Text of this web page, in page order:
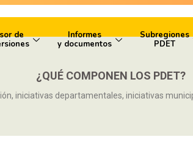
de
Informes
y documentos
Subregiones
PDET
¿QUÉ COMPONEN LOS PDET?
iniciativas departamentales, iniciativas